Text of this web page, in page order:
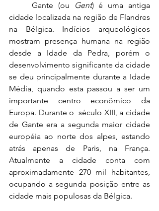
	Gante (ou
Gent) é uma antiga
cidade localizada na região de Flandres
na Bélgica. Indícios arqueológicos
mostram presença humana na região
desde a Idade da Pedra, porém o
desenvolvimento significante da cidade
se deu principalmente durante a Idade
Média, quando esta passou a ser um
importante centro econômico da
Europa. Durante o  século XIII, a cidade
de Gante era a segunda maior cidade
européia ao norte dos alpes, estando
atrás apenas de Paris, na França.
Atualmente a cidade conta com
aproximadamente 270 mil habitantes,
ocupando a segunda posição entre as
cidade mais populosas da Bélgica.